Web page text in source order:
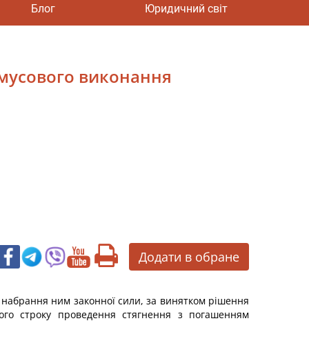
Блог Юридичний світ
виконання
Додати в обране
ним законної сили, за винятком рішення
строку проведення стягнення з погашенням